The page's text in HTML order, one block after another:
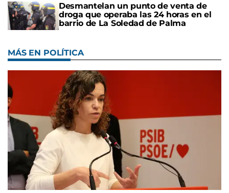
Desmantelan un punto de venta de
droga que operaba las 24 horas en el
barrio de La Soledad de Palma
MÁS EN POLÍTICA